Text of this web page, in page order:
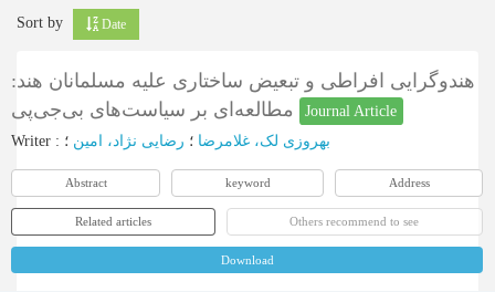
Sort by Date
هندوگرایی افراطی و تبعیض ساختاری علیه مسلمانان هند:
Journal Article
Writer : بهروزی لک، غلامرضا ؛ رضایی نژاد، امین ؛
Abstract keyword Address
Related articles Others recommend to see
Download